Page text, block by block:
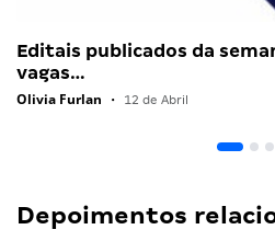
Editais publicados da
vagas…
Olivia Furlan • 12 de Abril
Depoimentos